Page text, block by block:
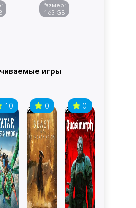
Размер:
163 GB
игры
10 0 0